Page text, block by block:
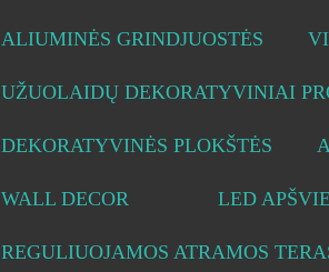
ALIUMINĖS GRINDJUOSTĖS
UŽUOLAIDŲ DEKORATYVINIAI
DEKORATYVINĖS PLOKŠTĖS
WALL DECOR LED
REGULIUOJAMOS ATRAMOS